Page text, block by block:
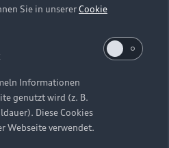
Cookie-Einstellungen
und Anordnung der
allen Abbildungen auf dieser
Sie in unsererCookie
Informationen
genutzt wird (z. B.
Diese Cookies
Webseite verwendet.